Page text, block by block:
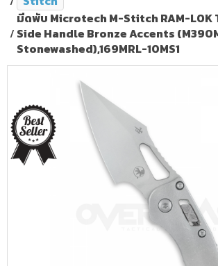
มีดพับ Microtech M-Stitch RAM-LOK
Side Handle Bronze Accents
Stonewashed),169MRL-10MS1